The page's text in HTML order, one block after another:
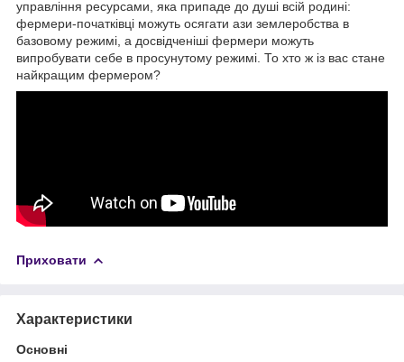
управління ресурсами, яка припаде до душі всій родині:
фермери-початківці можуть осягати ази землеробства в
базовому режимі, а досвідченіші фермери можуть
випробувати себе в просунутому режимі. То хто ж із вас стане
найкращим фермером?
Приховати
Характеристики
Основні